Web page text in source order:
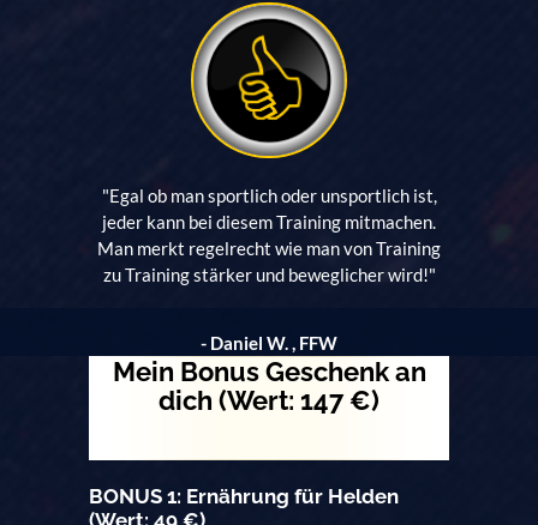
"Egal ob man sportlich oder unsportlich ist,
jeder kann bei diesem Training mitmachen.
Man merkt regelrecht wie man von Training
zu Training stärker und beweglicher wird!"
- Daniel W. , FFW
Mein Bonus Geschenk an
dich (Wert: 147 €)
BONUS 1: Ernährung für Helden